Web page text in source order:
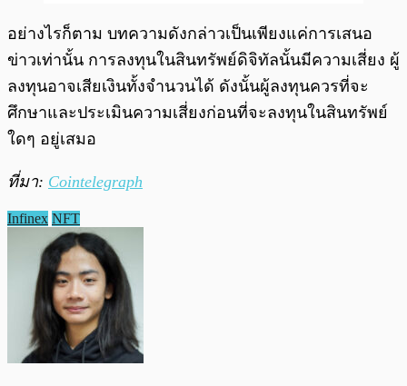
อย่างไรก็ตาม บทความดังกล่าวเป็นเพียงแค่การเสนอ
ข่าวเท่านั้น การลงทุนในสินทรัพย์ดิจิทัลนั้นมีความเสี่ยง ผู้
ลงทุนอาจเสียเงินทั้งจำนวนได้ ดังนั้นผู้ลงทุนควรที่จะ
ศึกษาและประเมินความเสี่ยงก่อนที่จะลงทุนในสินทรัพย์
ใดๆ อยู่เสมอ
ที่มา: Cointelegraph
Infinex NFT